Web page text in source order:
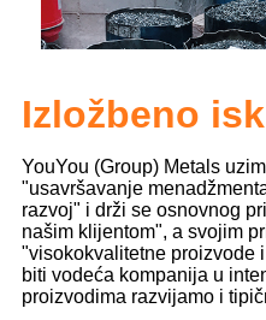
Izložbeno
YouYou (Group) Metals
"usavršavanje
razvoj" i drži se osnovnog
našim klijentom", a svojim
"visokokvalitetne proizvode
biti vodeća kompanija u
proizvodima razvijamo i